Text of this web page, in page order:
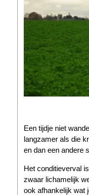
Een tijdje niet
langzamer als die
en dan een andere
Het conditieverval
zwaar lichamelijk
ook afhankelijk wat